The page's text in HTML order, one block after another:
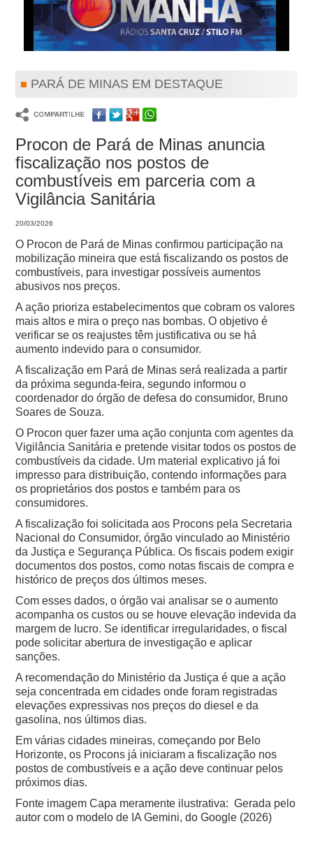
PARÁ DE MINAS EM DESTAQUE
Procon de Pará de Minas anuncia
fiscalização nos postos de
combustíveis em parceria com a
Vigilância Sanitária
20/03/2026
O Procon de Pará de Minas confirmou participação na
mobilização mineira que está fiscalizando os postos de
combustíveis, para investigar possíveis aumentos
abusivos nos preços.
A ação prioriza estabelecimentos que cobram os valores
mais altos e mira o preço nas bombas. O objetivo é
verificar se os reajustes têm justificativa ou se há
aumento indevido para o consumidor.
A fiscalização em Pará de Minas será realizada a partir
da próxima segunda-feira, segundo informou o
coordenador do órgão de defesa do consumidor, Bruno
Soares de Souza.
O Procon quer fazer uma ação conjunta com agentes da
Vigilância Sanitária e pretende visitar todos os postos de
combustíveis da cidade. Um material explicativo já foi
impresso para distribuição, contendo informações para
os proprietários dos postos e também para os
consumidores.
A fiscalização foi solicitada aos Procons pela Secretaria
Nacional do Consumidor, órgão vinculado ao Ministério
da Justiça e Segurança Pública. Os fiscais podem exigir
documentos dos postos, como notas fiscais de compra e
histórico de preços dos últimos meses.
Com esses dados, o órgão vai analisar se o aumento
acompanha os custos ou se houve elevação indevida da
margem de lucro. Se identificar irregularidades, o fiscal
pode solicitar abertura de investigação e aplicar
sanções.
A recomendação do Ministério da Justiça é que a ação
seja concentrada em cidades onde foram registradas
elevações expressivas nos preços do diesel e da
gasolina, nos últimos dias.
Em várias cidades mineiras, começando por Belo
Horizonte, os Procons já iniciaram a fiscalização nos
postos de combustíveis e a ação deve continuar pelos
próximos dias.
Fonte imagem Capa meramente ilustrativa: Gerada pelo
autor com o modelo de IA Gemini, do Google (2026)